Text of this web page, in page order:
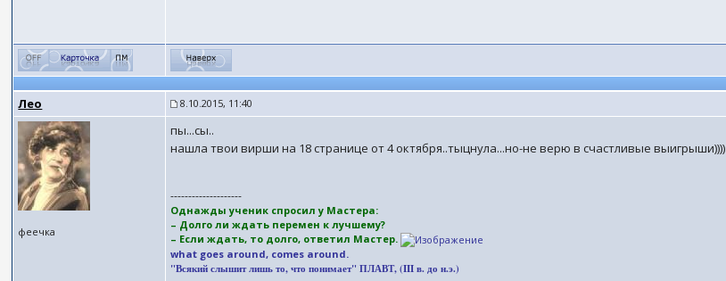
Лео 8.10.2015, 11:40
феечка
пы...сы..
нашла твои вирши на 18 странице от 4 октября..тыцнула...но-не верю в счастливые выигрыши))))
--------------------
Однажды ученик спросил у Мастера:
– Долго ли ждать перемен к лучшему?
– Если ждать, то долго, ответил Мастер.
what goes around, comes around.
"Всякий слышит лишь то, что понимает" ПЛАВТ, (III в. до н.э.)